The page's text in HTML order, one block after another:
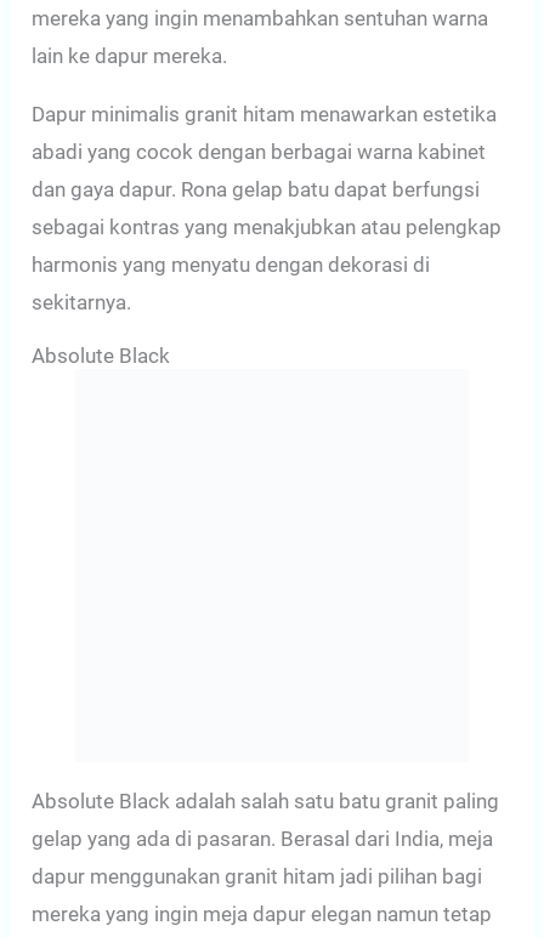
mereka yang ingin menambahkan sentuhan warna
lain ke dapur mereka.
Dapur minimalis granit hitam menawarkan estetika
abadi yang cocok dengan berbagai warna kabinet
dan gaya dapur. Rona gelap batu dapat berfungsi
sebagai kontras yang menakjubkan atau pelengkap
harmonis yang menyatu dengan dekorasi di
sekitarnya.
Absolute Black
Absolute Black adalah salah satu batu granit paling
gelap yang ada di pasaran. Berasal dari India, meja
dapur menggunakan granit hitam jadi pilihan bagi
mereka yang ingin meja dapur elegan namun tetap